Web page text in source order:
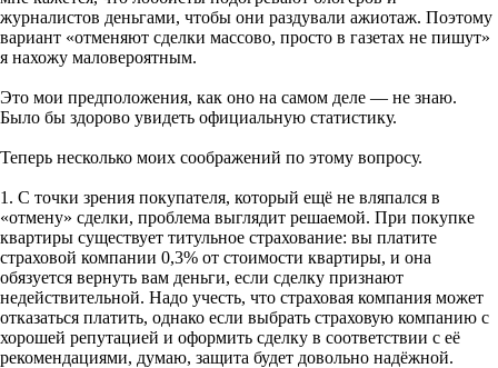
журналистов деньгами, чтобы они раздували ажиотаж. Поэтому
вариант «отменяют сделки массово, просто в газетах не пишут»
я нахожу маловероятным.
Это мои предположения, как оно на самом деле — не знаю.
Было бы здорово увидеть официальную статистику.
Теперь несколько моих соображений по этому вопросу.
1. С точки зрения покупателя, который ещё не вляпался в
«отмену» сделки, проблема выглядит решаемой. При покупке
квартиры существует титульное страхование: вы платите
страховой компании 0,3% от стоимости квартиры, и она
обязуется вернуть вам деньги, если сделку признают
недействительной. Надо учесть, что страховая компания может
отказаться платить, однако если выбрать страховую компанию с
хорошей репутацией и оформить сделку в соответствии с её
рекомендациями, думаю, защита будет довольно надёжной.